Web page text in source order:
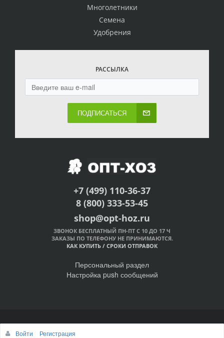
Многолетники
Семена
Удобрения
РАССЫЛКА
ПОДПИСАТЬСЯ
+7 (499) 110-36-37
8 (800) 333-53-45
shop@opt-hoz.ru
ЗВОНОК БЕСПЛАТНЫЙ ПН-ПТ С 10 ДО 17 Ч
ЗАКАЗЫ ПО ТЕЛЕФОНУ НЕ ПРИНИМАЮТСЯ.
КАК КУПИТЬ / СРОКИ ОТПРАВОК
Персональный раздел
Настройка push сообщений
© Интернет-магазин ОПТ-ХОЗ, 2011-2026
Войти Регистрация